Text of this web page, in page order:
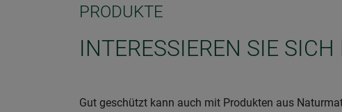
PRODUKTE
INTERESSIEREN SIE
Gut geschützt kann auch mit Produkten aus